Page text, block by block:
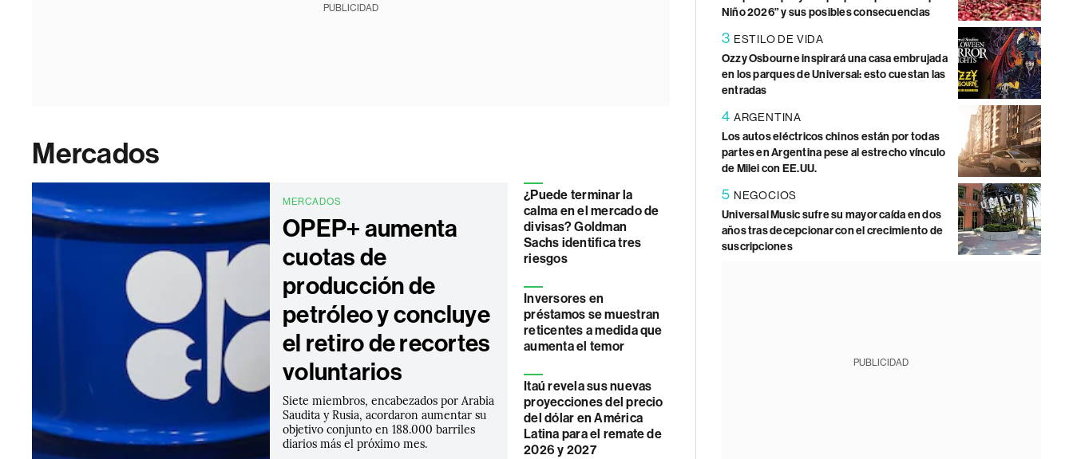
PUBLICIDAD
Mercados
MERCADOS
OPEP+ aumenta
cuotas de
producción de
petróleo y concluye
el retiro de recortes
voluntarios
Siete miembros, encabezados por Arabia
Saudita y Rusia, acordaron aumentar su
objetivo conjunto en 188.000 barriles
diarios más el próximo mes.
¿Puede terminar la
calma en el mercado de
divisas? Goldman
Sachs identifica tres
riesgos
Inversores en
préstamos se muestran
reticentes a medida que
aumenta el temor
Itaú revela sus nuevas
proyecciones del precio
del dólar en América
Latina para el remate de
2026 y 2027
Niño 2026” y sus posibles consecuencias
3 ESTILO DE VIDA
Ozzy Osbourne inspirará una casa embrujada
en los parques de Universal: esto cuestan las
entradas
4 ARGENTINA
Los autos eléctricos chinos están por todas
partes en Argentina pese al estrecho vínculo
de Milei con EE.UU.
5 NEGOCIOS
Universal Music sufre su mayor caída en dos
años tras decepcionar con el crecimiento de
suscripciones
PUBLICIDAD